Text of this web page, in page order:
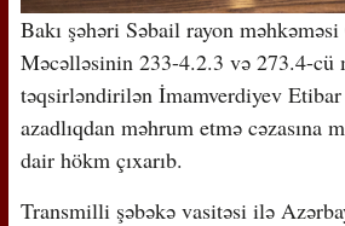
Bakı şəhəri Səbail rayon
Məcəlləsinin 233-4.2.3 və 273.4-cü
təqsirləndirilən İmamverdiyev
azadlıqdan məhrum etmə cəzasına
dair hökm çıxarıb.
Transmilli şəbəkə vasitəsi ilə